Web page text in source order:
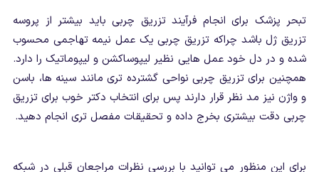
تبحر پزشک برای انجام فرآیند تزریق چربی باید بیشتر از پروسه
تزریق ژل باشد چراکه تزریق چربی یک عمل نیمه تهاجمی محسوب
شده و در دل خود عمل هایی نظیر لیپوساکشن و لیپوماتیک را دارد.
همچنین برای تزریق چربی نواحی گشترده تری مانند سینه ها، باسن
و واژن نیز مد نظر قرار دارند پس برای انتخاب دکتر خوب برای تزریق
چربی دقت بیشتری بخرج داده و تحقیقات مفصل تری انجام دهید.
برای این منظور می توانید با بررسی نظرات مراجعان قبلی در شبکه